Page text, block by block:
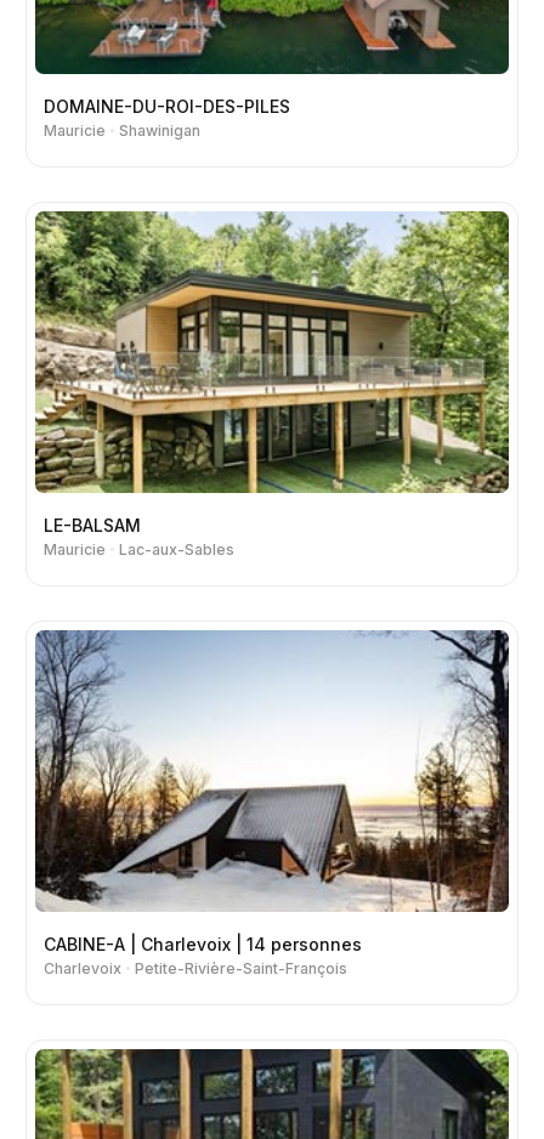
DOMAINE-DU-ROI-DES-PILES
Mauricie Shawinigan
LE-BALSAM
Mauricie Lac-aux-Sables
CABINE-A | Charlevoix | 14 personnes
Charlevoix Petite-Rivière-Saint-François